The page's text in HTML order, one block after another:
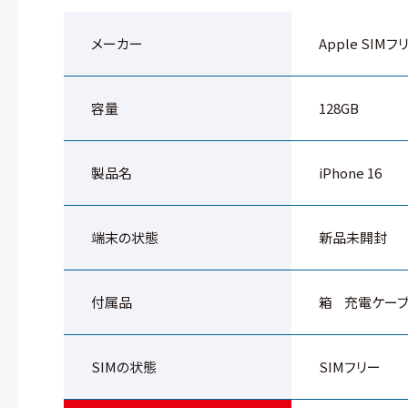
メーカー Apple SIMフ
容量 128GB
製品名 iPhone 16
端末の状態 新品未開封
付属品 箱 充電ケー
SIMの状態 SIMフリー